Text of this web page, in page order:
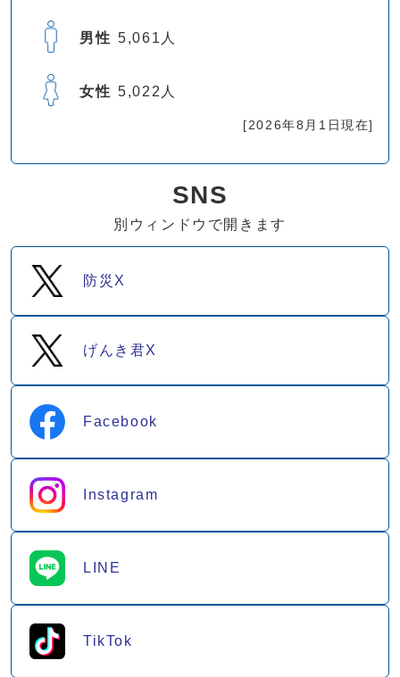
男性 5,061人
女性 5,022人
[2026年8月1日現在]
SNS
別ウィンドウで開きます
防災X
げんき君X
Facebook
Instagram
LINE
TikTok